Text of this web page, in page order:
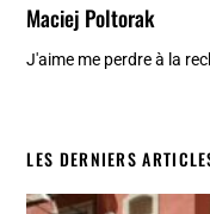
Maciej Poltorak
J'aime me perdre à la
LES DERNIERS